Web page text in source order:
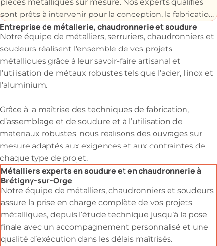
pièces métalliques sur mesure. Nos experts qualifiés
sont prêts à intervenir pour la conception, la fabrication
et l'assemblage de vos installations.
Grâce à notre maîtrise des techniques de
chaudronnerie, métallerie et soudure, nous réalisons
des pièces uniques ou en série selon vos plans, vos
dimensions et vos contraintes techniques adaptées
industries.
Entreprise de métallerie, chaudronnerie et soudure
Notre équipe de métalliers, serruriers, chaudronniers et
soudeurs réalisent l'ensemble de vos projets
métalliques grâce à leur savoir-faire artisanal et
l’utilisation de métaux robustes tels que l’acier, l’inox et
l’aluminium.
Grâce à la maîtrise des techniques de fabrication,
d’assemblage et de soudure et à l’utilisation de
matériaux robustes, nous réalisons des ouvrages sur
mesure adaptés aux exigences et aux contraintes de
chaque type de projet.
Métalliers experts en soudure et en chaudronnerie à
Brétigny-sur-Orge
Notre équipe de métalliers, chaudronniers et soudeurs
assure la prise en charge complète de vos projets
métalliques, depuis l’étude technique jusqu’à la pose
finale avec un accompagnement personnalisé et une
qualité d’exécution dans les délais maîtrisés.